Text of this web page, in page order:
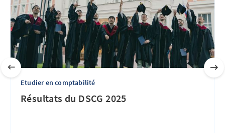
Etudier en comptabilité
Résultats du DSCG 2025